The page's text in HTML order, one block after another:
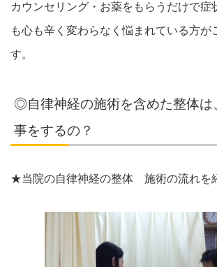
カウンセリング・お薬をもらうだけで
も心も辛く変わらなく悩まれている方が
す。
◎自律神経の施術を含めた整体は
事をするの？
★当院の自律神経の整体 施術の流れを